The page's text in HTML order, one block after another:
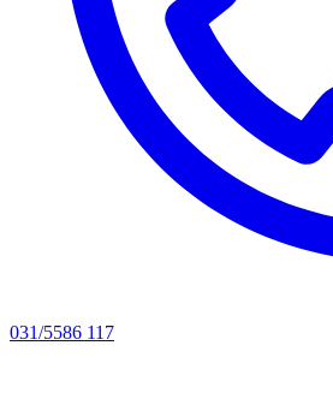
031/5586 117